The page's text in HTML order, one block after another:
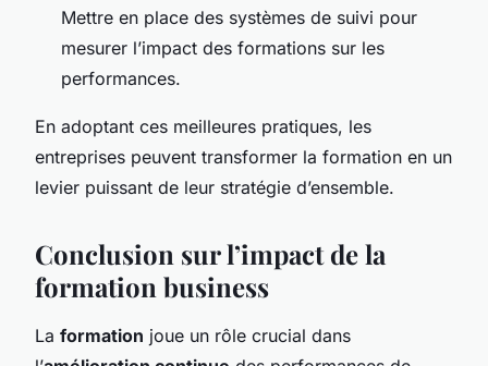
Mettre en place des systèmes de suivi pour
mesurer l’impact des formations sur les
performances.
En adoptant ces meilleures pratiques, les
entreprises peuvent transformer la formation en un
levier puissant de leur stratégie d’ensemble.
Conclusion sur l’impact de la
formation business
La formation joue un rôle crucial dans